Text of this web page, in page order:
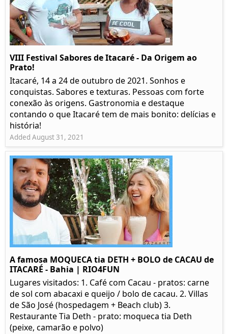
VIII Festival Sabores de Itacaré - Da Origem ao
Prato!
Itacaré, 14 a 24 de outubro de 2021. Sonhos e
conquistas. Sabores e texturas. Pessoas com forte
conexão às origens. Gastronomia e destaque
contando o que Itacaré tem de mais bonito: delícias e
história!
Added August 31, 2021
A famosa MOQUECA tia DETH + BOLO de CACAU de
ITACARÉ - Bahia | RIO4FUN
Lugares visitados: 1. Café com Cacau - pratos: carne
de sol com abacaxi e queijo / bolo de cacau. 2. Villas
de São José (hospedagem + Beach club) 3.
Restaurante Tia Deth - prato: moqueca tia Deth
(peixe, camarão e polvo)